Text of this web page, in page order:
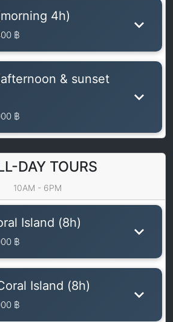
4h)
฿
& sunset
฿
DAY TOURS
10AM - 6PM
Island (8h)
฿
Island (8h)
฿